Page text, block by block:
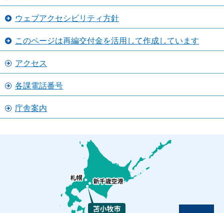
ウェブアクセシビリティ方針
このページは再編交付金を活用して作成しています
アクセス
各課電話番号
庁舎案内